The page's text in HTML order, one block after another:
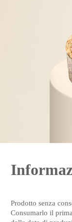
Prodotto senza
Consumarlo il